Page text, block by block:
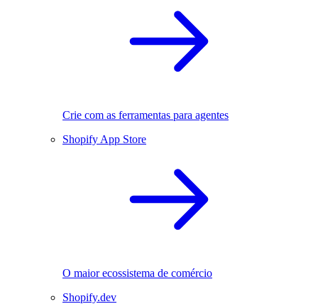
Crie com as ferramentas para agentes
Shopify App Store
O maior ecossistema de comércio
Shopify.dev